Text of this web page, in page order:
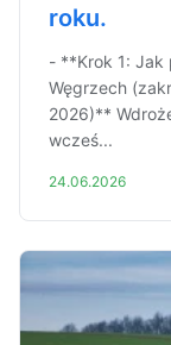
roku.
- **Krok 1: Jak
Węgrzech
2026)**
wcześ...
24.06.2026